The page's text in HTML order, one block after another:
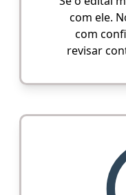
com ele.
com
revisar